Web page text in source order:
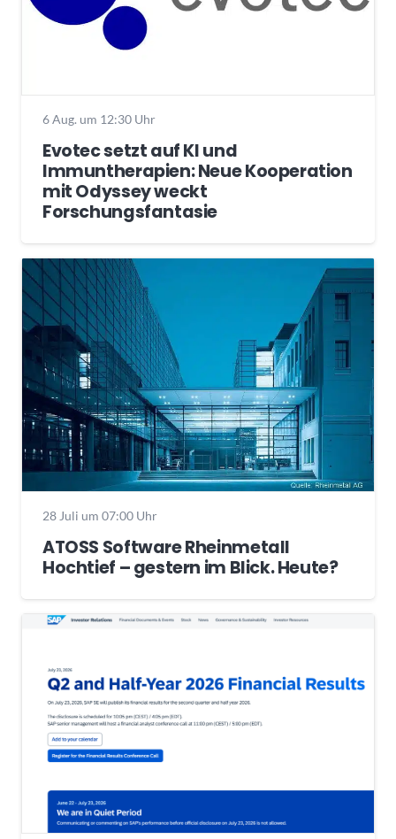
6 Aug. um 12:30 Uhr
Evotec setzt auf KI und
Immuntherapien: Neue Kooperation
mit Odyssey weckt
Forschungsfantasie
28 Juli um 07:00 Uhr
ATOSS Software Rheinmetall
Hochtief – gestern im Blick. Heute?